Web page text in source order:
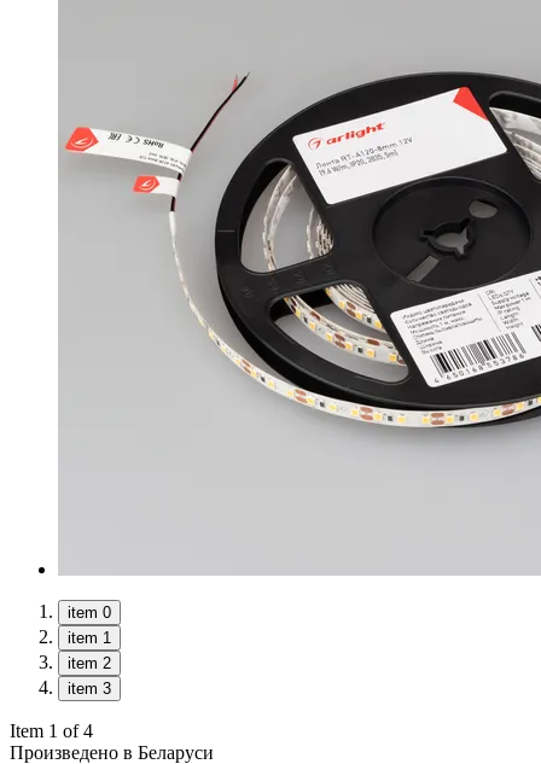
item 0
item 1
item 2
item 3
Item 1 of 4
Произведено в Беларуси